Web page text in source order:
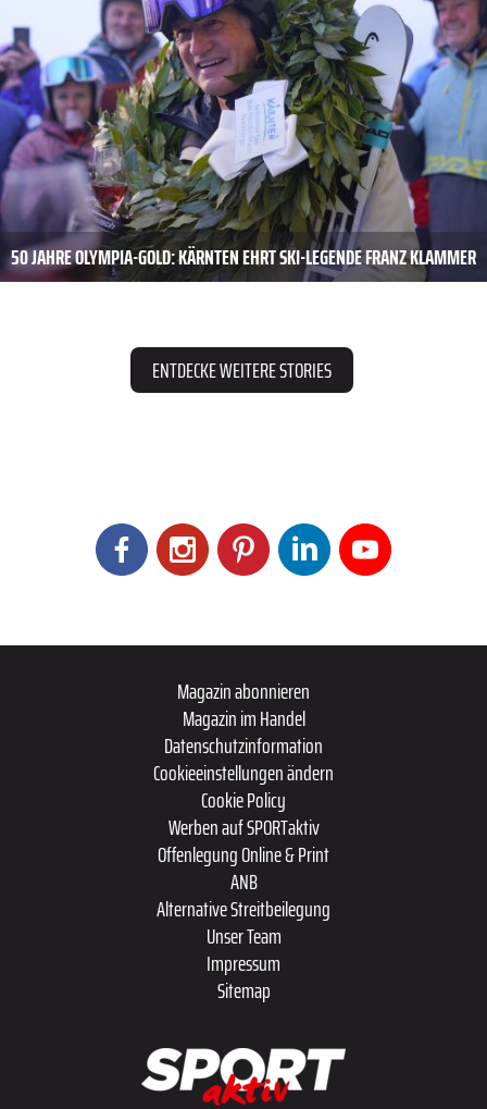
50 JAHRE OLYMPIA-GOLD: KÄRNTEN EHRT SKI-LEGENDE FRANZ KLAMMER
ENTDECKE WEITERE STORIES
Magazin abonnieren
Magazin im Handel
Datenschutzinformation
Cookieeinstellungen ändern
Cookie Policy
Werben auf SPORTaktiv
Offenlegung Online & Print
ANB
Alternative Streitbeilegung
Unser Team
Impressum
Sitemap